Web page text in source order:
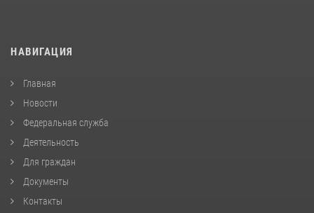
НАВИГАЦИЯ
Главная
Новости
Федеральная служба
Деятельность
Для граждан
Документы
Контакты